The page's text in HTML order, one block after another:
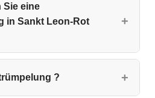
Sie eine
in Sankt Leon-Rot
?